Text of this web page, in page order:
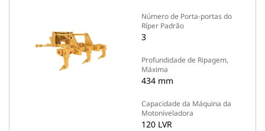
Número de Porta-portas do
Ríper Padrão
3
Profundidade de Ripagem,
Máxima
434 mm
Capacidade da Máquina da
Motoniveladora
120 LVR